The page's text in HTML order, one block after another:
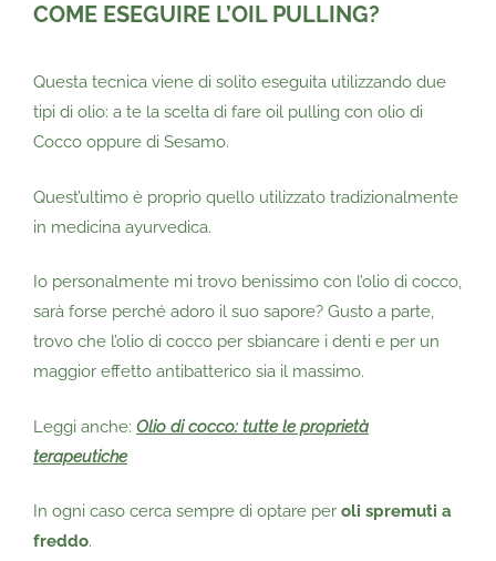
COME ESEGUIRE L’OIL PULLING?
Questa tecnica viene di solito eseguita utilizzando due
tipi di olio: a te la scelta di fare oil pulling con olio di
Cocco oppure di Sesamo.
Quest’ultimo è proprio quello utilizzato tradizionalmente
in medicina ayurvedica.
Io personalmente mi trovo benissimo con l’olio di cocco,
sarà forse perché adoro il suo sapore? Gusto a parte,
trovo che l’olio di cocco per sbiancare i denti e per un
maggior effetto antibatterico sia il massimo.
Leggi anche: Olio di cocco: tutte le proprietà
terapeutiche
In ogni caso cerca sempre di optare per oli spremuti a
freddo.